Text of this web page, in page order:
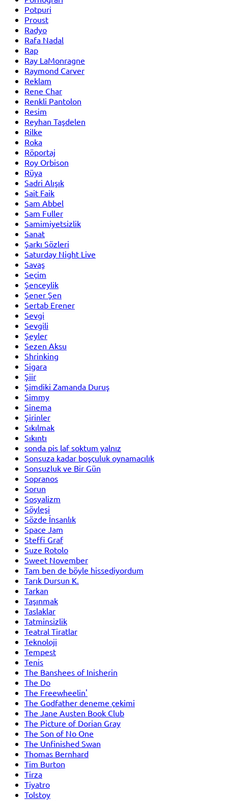
Potpuri
Proust
Radyo
Rafa Nadal
Rap
Ray LaMonragne
Raymond Carver
Reklam
Rene Char
Renkli Pantolon
Resim
Reyhan Taşdelen
Rilke
Roka
Röportaj
Roy Orbison
Rüya
Sadri Alışık
Sait Faik
Sam Abbel
Sam Fuller
Samimiyetsizlik
Sanat
Şarkı Sözleri
Saturday Night Live
Savaş
Seçim
Şenceylik
Şener Şen
Sertab Erener
Sevgi
Sevgili
Şeyler
Sezen Aksu
Shrinking
Sigara
Şiir
Şimdiki Zamanda Duruş
Simmy
Sinema
Şirinler
Sıkılmak
Sıkıntı
sonda pis laf soktum yalnız
Sonsuza kadar boşçuluk oynamacılık
Sonsuzluk ve Bir Gün
Sopranos
Sorun
Sosyalizm
Söyleşi
Sözde İnsanlık
Space Jam
Steffi Graf
Suze Rotolo
Sweet November
Tam ben de böyle hissediyordum
Tarık Dursun K.
Tarkan
Taşınmak
Taslaklar
Tatminsizlik
Teatral Tiratlar
Teknoloji
Tempest
Tenis
The Banshees of Inisherin
The Do
The Freewheelin'
The Godfather deneme çekimi
The Jane Austen Book Club
The Picture of Dorian Gray
The Son of No One
The Unfinished Swan
Thomas Bernhard
Tim Burton
Tirza
Tiyatro
Tolstoy